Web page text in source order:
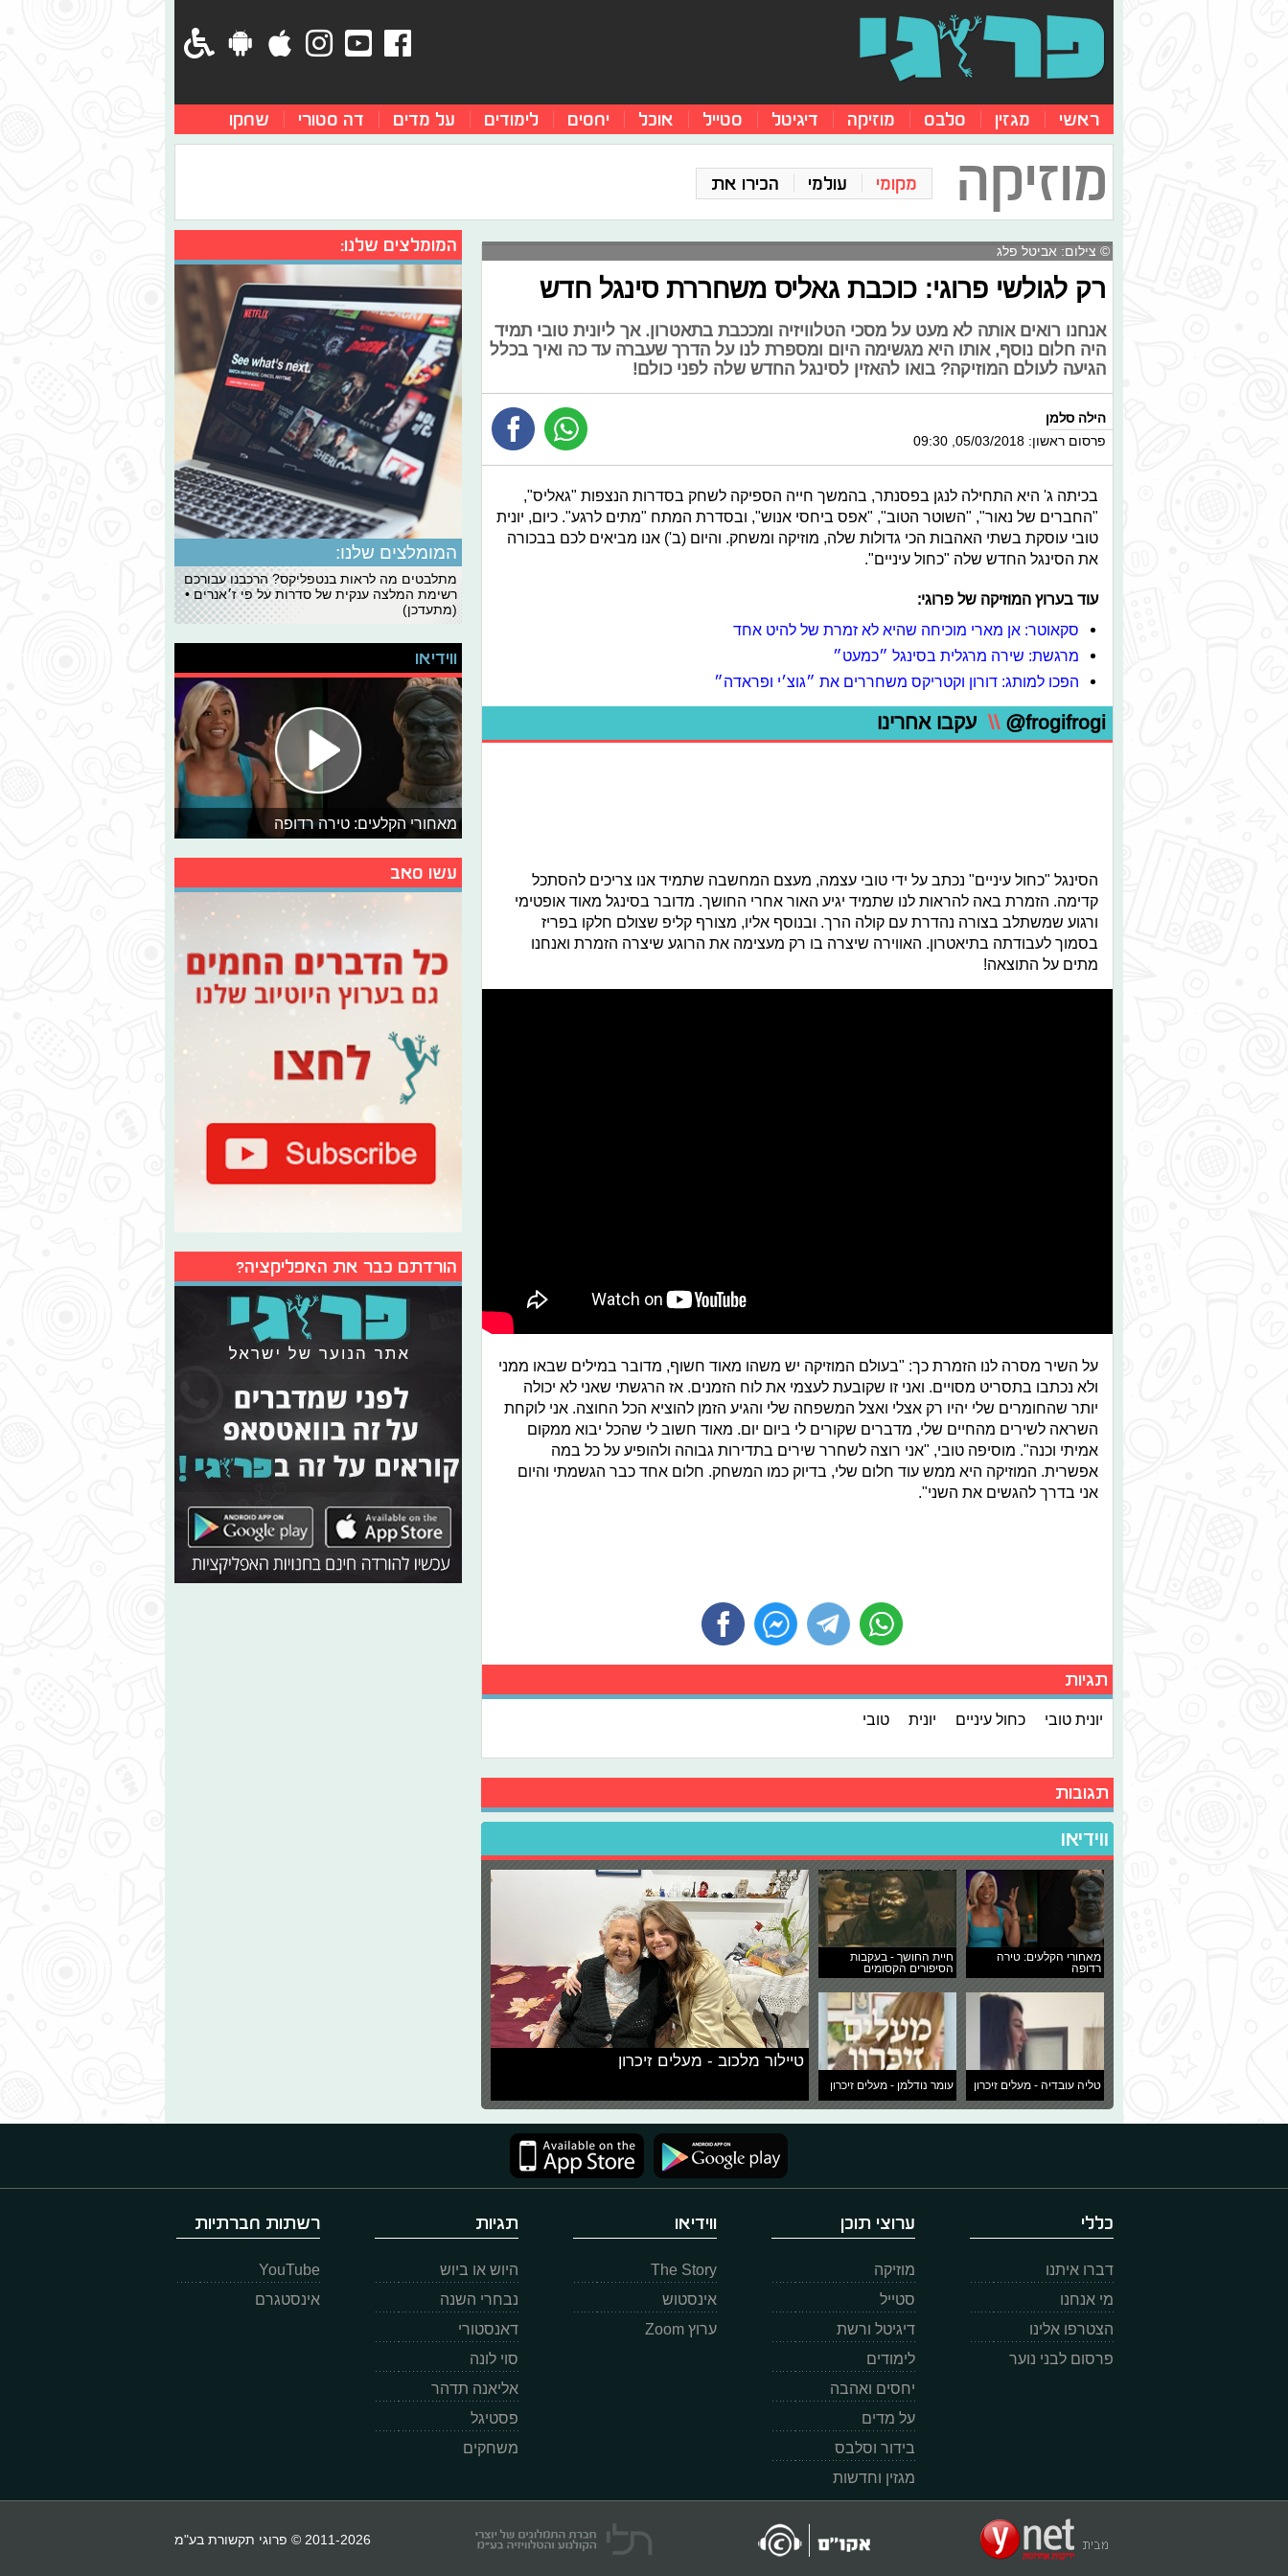
ראשי מגזין סלבס מוזיקה דיגיטל סטייל אוכל יחסים לימודים על מדים דה סטורי שחקו
מוזיקה מקומי עולמי הכירו את
© צילום: אביטל פלג
רק לגולשי פרוגי: כוכבת גאליס משחררת סינגל חדש
אנחנו רואים אותה לא מעט על מסכי הטלוויזיה ומככבת בתאטרון. אך ליונית טובי תמיד
היה חלום נוסף, אותו היא מגשימה היום ומספרת לנו על הדרך שעברה עד כה ואיך בכלל
הגיעה לעולם המוזיקה? בואו להאזין לסינגל החדש שלה לפני כולם!
הילה סלמן
פרסום ראשון: 05/03/2018, 09:30
בכיתה ג' היא התחילה לנגן בפסנתר, בהמשך חייה הספיקה לשחק בסדרות הנצפות "גאליס",
"החברים של נאור", "השוטר הטוב", "אפס ביחסי אנוש", ובסדרת המתח "מתים לרגע". כיום, יונית
טובי עוסקת בשתי האהבות הכי גדולות שלה, מוזיקה ומשחק. והיום (ב') אנו מביאים לכם בבכורה
את הסינגל החדש שלה "כחול עיניים".
עוד בערוץ המוזיקה של פרוגי:
סקאוטר: אן מארי מוכיחה שהיא לא זמרת של להיט אחד
מרגשת: שירה מרגלית בסינגל ״כמעט״
הפכו למותג: דורון וקטריקס משחררים את ״גוצ׳י ופראדה״
@frogifrogi
\\ עקבו אחרינו
הסינגל "כחול עיניים" נכתב על ידי טובי עצמה, מעצם המחשבה שתמיד אנו צריכים להסתכל
קדימה. הזמרת באה להראות לנו שתמיד יגיע האור אחרי החושך. מדובר בסינגל מאוד אופטימי
ורגוע שמשתלב בצורה נהדרת עם קולה הרך. ובנוסף אליו, מצורף קליפ שצולם חלקו בפריז
בסמוך לעבודתה בתיאטרון. האווירה שיצרה בו רק מעצימה את הרוגע שיצרה הזמרת ואנחנו
מתים על התוצאה!
על השיר מסרה לנו הזמרת כך: "בעולם המוזיקה יש משהו מאוד חשוף, מדובר במילים שבאו ממני
ולא נכתבו בתסריט מסויים. ואני זו שקובעת לעצמי את לוח הזמנים. אז הרגשתי שאני לא יכולה
יותר שהחומרים שלי יהיו רק אצלי ואצל המשפחה שלי והגיע הזמן להוציא הכל החוצה. אני לוקחת
השראה לשירים מהחיים שלי, מדברים שקורים לי ביום יום. מאוד חשוב לי שהכל יבוא ממקום
אמיתי וכנה". מוסיפה טובי, "אני רוצה לשחרר שירים בתדירות גבוהה ולהופיע על כל במה
אפשרית. המוזיקה היא ממש עוד חלום שלי, בדיוק כמו המשחק. חלום אחד כבר הגשמתי והיום
אני בדרך להגשים את השני".
תגיות
יונית טובי כחול עיניים יונית טובי
תגובות
ווידיאו
מאחורי הקלעים: טירה
רדופה
חיית החושך - בעקבות
הסיפורים הקסומים
טליה עובדיה - מעלים זיכרון עומר נודלמן - מעלים זיכרון
טיילור מלכוב - מעלים זיכרון
המומלצים שלנו:
המומלצים שלנו:
מתלבטים מה לראות בנטפליקס? הרכבנו עבורכם
רשימת המלצה ענקית של סדרות על פי ז׳אנרים •
(מתעדכן)
ווידיאו
מאחורי הקלעים: טירה רדופה
עשו סאב
הורדתם כבר את האפליקציה?
כללי
דברו איתנו
מי אנחנו
הצטרפו אלינו
פרסום לבני נוער
ערוצי תוכן
מוזיקה
סטייל
דיגיטל ורשת
לימודים
יחסים ואהבה
על מדים
בידור וסלבס
מגזין וחדשות
ווידיאו
The Story
אינסטוש
ערוץ Zoom
תגיות
היוש או ביוש
נבחרי השנה
דאנסטורי
סוי לונה
אליאנה תדהר
פסטיגל
משחקים
רשתות חברתיות
YouTube
אינסטגרם
2011-2026 © פרוגי תקשורת בע"מ